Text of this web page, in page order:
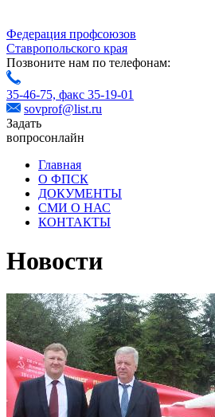
Федерация профсоюзов
Ставропольского края
Позвоните нам по телефонам:
35-46-75, факс 35-19-01
sovprof@list.ru
Задать
вопросонлайн
Главная
О ФПСК
ДОКУМЕНТЫ
СМИ О НАС
КОНТАКТЫ
Новости